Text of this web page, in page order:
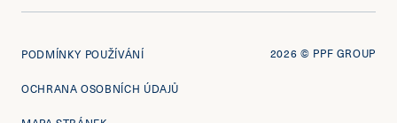
PODMÍNKY POUŽÍVÁNÍ
OCHRANA OSOBNÍCH ÚDAJŮ
2026 © PPF GROUP